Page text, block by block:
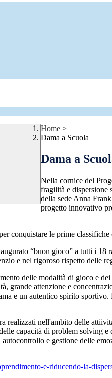
Home >
Dama a Scuola
Dama a
Nella cornice del
fragilità e dispersione
della sede Anna
progetto innovativo
conquistare le prime classifiche
“buon gioco” a tutti i
e nel rigoroso rispetto delle
delle modalità di gioco e
attenzione e
e un autentico spirito
realizzati nell'ambito delle
capacità di problem solving
e gestione delle
e-riducendo-la-